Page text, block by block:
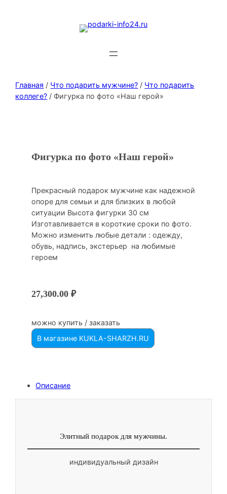
Главная / Что подарить мужчине? / Что подарить
коллеге? / Фигурка по фото «Наш герой»
Фигурка по фото «Наш герой»
Прекрасный подарок мужчине как надежной
опоре для семьи и для близких в любой
ситуации Высота фигурки 30 см
Изготавливается в короткие сроки по фото.
Можно изменить любые детали : одежду,
обувь, надпись, экстерьер на любимые
героем
27,300.00₽
можно купить / заказать
В магазине KUKLA-SHARZH.RU
Описание
Элитный подарок для мужчины.
индивидуальный дизайн